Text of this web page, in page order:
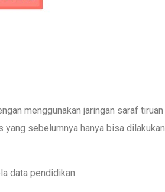
menggunakan jaringan saraf tiruan
sebelumnya hanya bisa dilakukan
data pendidikan.